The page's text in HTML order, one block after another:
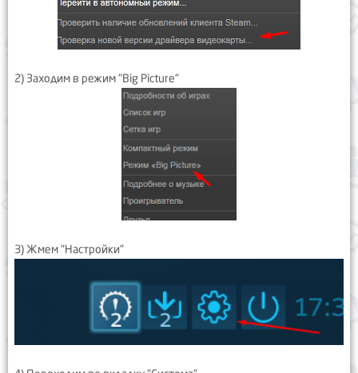
2) Заходим в режим "Big Picture"
3) Жмем "Настройки"